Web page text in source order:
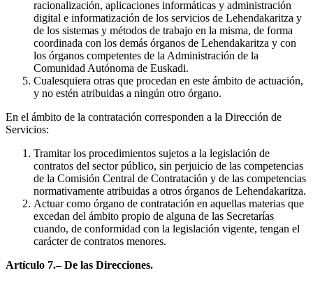
racionalización, aplicaciones informáticas y administración
digital e informatización de los servicios de Lehendakaritza y
de los sistemas y métodos de trabajo en la misma, de forma
coordinada con los demás órganos de Lehendakaritza y con
los órganos competentes de la Administración de la
Comunidad Autónoma de Euskadi.
Cualesquiera otras que procedan en este ámbito de actuación,
y no estén atribuidas a ningún otro órgano.
En el ámbito de la contratación corresponden a la Dirección de
Servicios:
Tramitar los procedimientos sujetos a la legislación de
contratos del sector público, sin perjuicio de las competencias
de la Comisión Central de Contratación y de las competencias
normativamente atribuidas a otros órganos de Lehendakaritza.
Actuar como órgano de contratación en aquellas materias que
excedan del ámbito propio de alguna de las Secretarías
cuando, de conformidad con la legislación vigente, tengan el
carácter de contratos menores.
Artículo 7.– De las Direcciones.